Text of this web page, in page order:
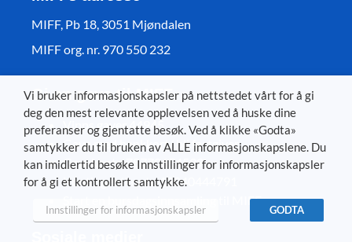
MIFF, Pb 18, 3051 Mjøndalen
MIFF org. nr. 970 550 232
Gi en gave til MIFF
Vipps gaver 44945
Gave med bankkort/ bli fastgiver
Gavekonto 78770654539
Kontingentkonto 12040444791
Start en bursdagsinnsamling til MIFF
Vi bruker informasjonskapsler på nettstedet vårt for å gi
deg den mest relevante opplevelsen ved å huske dine
preferanser og gjentatte besøk. Ved å klikke «Godta»
samtykker du til bruken av ALLE informasjonskapslene. Du
kan imidlertid besøke Innstillinger for informasjonskapsler
for å gi et kontrollert samtykke.
Innstillinger for informasjonskapsler GODTA